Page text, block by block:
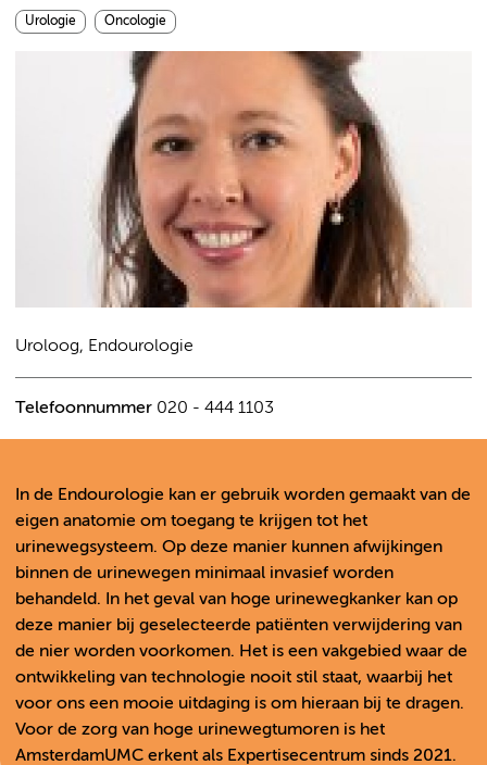
Urologie Oncologie
Uroloog, Endourologie
Telefoonnummer 020 - 444 1103
In de Endourologie kan er gebruik worden gemaakt van de
eigen anatomie om toegang te krijgen tot het
urinewegsysteem. Op deze manier kunnen afwijkingen
binnen de urinewegen minimaal invasief worden
behandeld. In het geval van hoge urinewegkanker kan op
deze manier bij geselecteerde patiënten verwijdering van
de nier worden voorkomen. Het is een vakgebied waar de
ontwikkeling van technologie nooit stil staat, waarbij het
voor ons een mooie uitdaging is om hieraan bij te dragen.
Voor de zorg van hoge urinewegtumoren is het
AmsterdamUMC erkent als Expertisecentrum sinds 2021.